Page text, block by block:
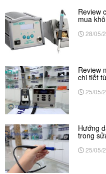
Review
mua
28/05/
Review
chi tiết
25/05/
Hướng
trong
25/05/